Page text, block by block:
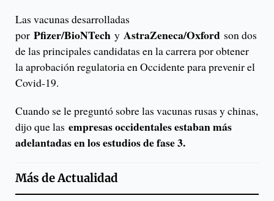
Las vacunas desarrolladas
por Pfizer/BioNTech y AstraZeneca/Oxford son dos
de las principales candidatas en la carrera por obtener
la aprobación regulatoria en Occidente para prevenir el
Covid-19.
Cuando se le preguntó sobre las vacunas rusas y chinas,
dijo que las empresas occidentales estaban más
adelantadas en los estudios de fase 3.
Más deActualidad